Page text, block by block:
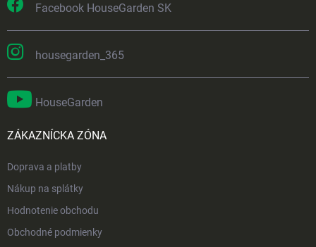
Facebook HouseGarden SK
housegarden_365
HouseGarden
ZÁKAZNÍCKA ZÓNA
Doprava a platby
Nákup na splátky
Hodnotenie obchodu
Obchodné podmienky